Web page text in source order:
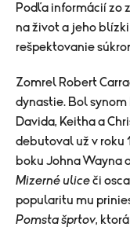
Podľa informácií zo
na život a jeho
rešpektovanie
Zomrel Robert
dynastie. Bol
Davida, Keitha a
debutoval už v roku
boku Johna Wayna
Mizerné uliceči
popularitu mu
Pomsta šprtov,